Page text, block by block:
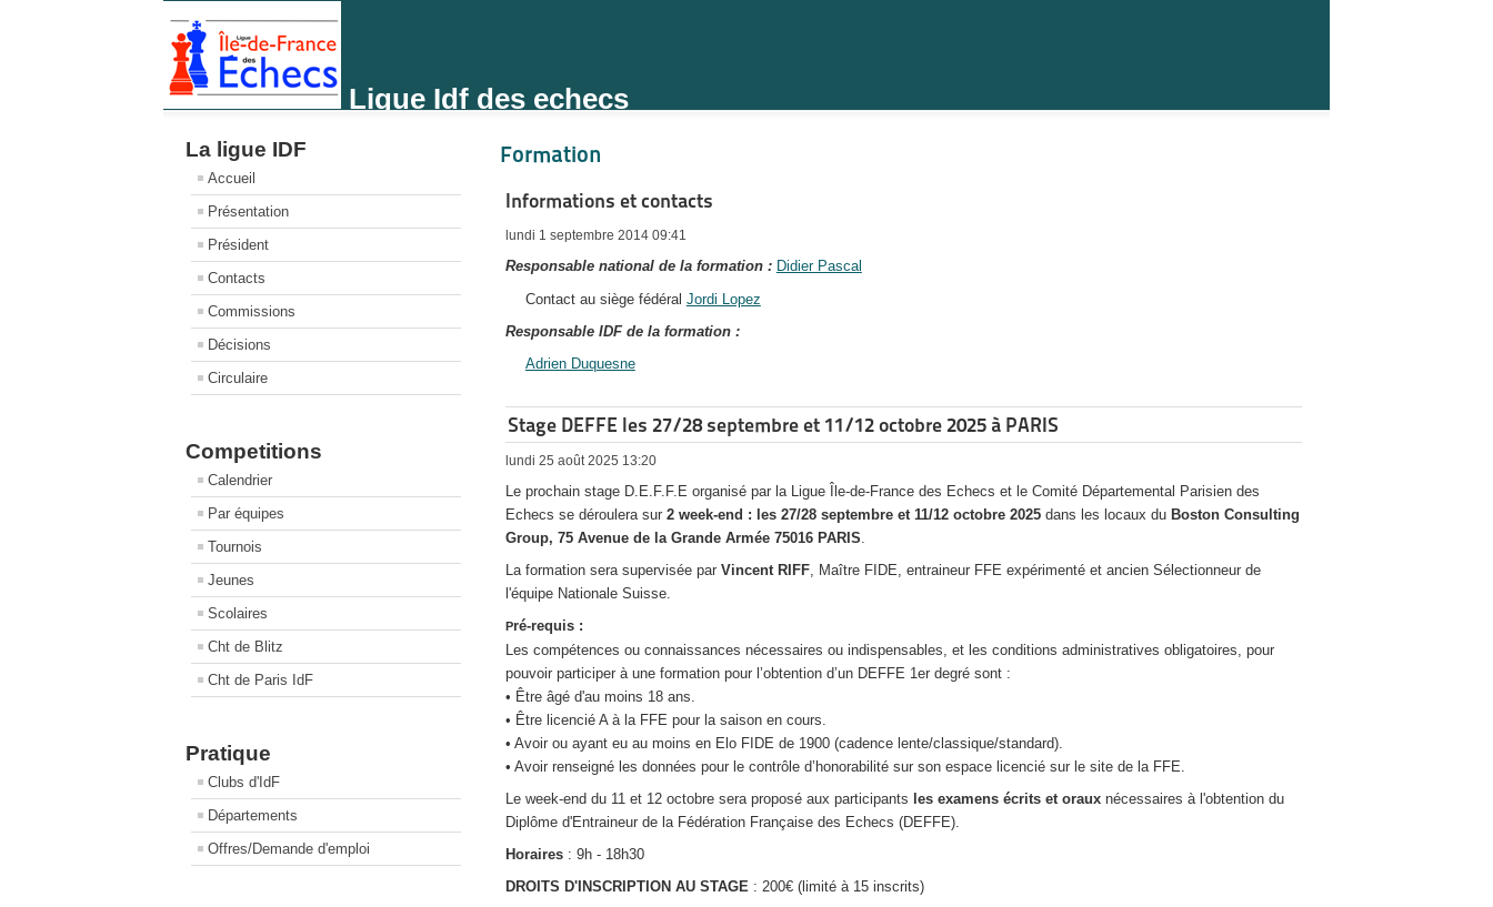
Ligue Idf des echecs
La ligue IDF
Accueil
Présentation
Président
Contacts
Commissions
Décisions
Circulaire
Competitions
Calendrier
Par équipes
Tournois
Jeunes
Scolaires
Cht de Blitz
Cht de Paris IdF
Pratique
Clubs d'IdF
Départements
Offres/Demande d'emploi
Formation
Informations et contacts
lundi 1 septembre 2014 09:41
Responsable national de la formation : Didier Pascal
Contact au siège fédéral Jordi Lopez
Responsable IDF de la formation :
Adrien Duquesne
Stage DEFFE les 27/28 septembre et 11/12 octobre 2025 à PARIS
lundi 25 août 2025 13:20
Le prochain stage D.E.F.F.E organisé par la Ligue Île-de-France des Echecs et le Comité Départemental Parisien des
Echecs se déroulera sur 2 week-end : les 27/28 septembre et 11/12 octobre 2025 dans les locaux du Boston Consulting
Group, 75 Avenue de la Grande Armée 75016 PARIS.
La formation sera supervisée par Vincent RIFF, Maître FIDE, entraineur FFE expérimenté et ancien Sélectionneur de
l'équipe Nationale Suisse.
Pré-requis :
Les compétences ou connaissances nécessaires ou indispensables, et les conditions administratives obligatoires, pour
pouvoir participer à une formation pour l’obtention d’un DEFFE 1er degré sont :
• Être âgé d'au moins 18 ans.
• Être licencié A à la FFE pour la saison en cours.
• Avoir ou ayant eu au moins en Elo FIDE de 1900 (cadence lente/classique/standard).
• Avoir renseigné les données pour le contrôle d’honorabilité sur son espace licencié sur le site de la FFE.
Le week-end du 11 et 12 octobre sera proposé aux participants les examens écrits et orauxnécessaires à l'obtention du
Diplôme d'Entraineur de la Fédération Française des Echecs (DEFFE).
Horaires: 9h - 18h30
DROITS D'INSCRIPTION AU STAGE: 200€ (limité à 15 inscrits)